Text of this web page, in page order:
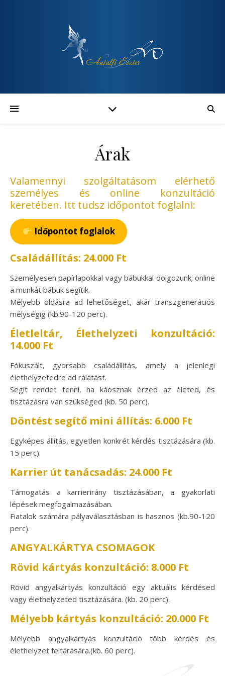
Árak
Valamennyi szolgáltatásom elérhető
személyes és online konzultáció
keretében. Itt tudsz időpontot foglalni:
Időpontot foglalok
Családállítás: 24.000 Ft
Személyesen papírlapokkal vagy bábukkal dolgozunk; online
a munkát bábuk segítik.
Mélyebb oldásra ad lehetőséget, akár transzgenerációs
mélységig (kb.90-120 perc).
Életleltár, Élethelyzeti konzultáció:
14.000 Ft
Fókuszált, gyorsabb családállítás, amely a jelenlegi
élethelyzetedre ad rálátást.
Segít rendet tenni, ha káosznak érzed az életed, és
tisztázásra van szükséged (kb. 50 perc).
Döntést segítő mini állítás: 6.000 Ft
Egyképes állítás, egyetlen konkrét kérdés tisztázására (kb.
15 perc).
Karrier út tanácsadás: 24.000 Ft
Támogatás a karrierirány tisztázásában, a gyakorlati
lépések megfogalmazásában.
Fiatalok számára pályaválasztásban is hasznos (kb.90-120
perc).
ANGYALKÁRTYA CSOMAGOK
Rövid kártyás konzultáció: 8.000 Ft
Rövid angyalkártyás konzultáció egy aktuális kérdésed
vagy élethelyzeted tisztázására. (kb. 20 perc).
Mélyebb kártyás konzultáció: 20.000 Ft
Mélyebb angyalkártyás konzultáció több kérdés és
élethelyzet feltárására.(kb. 60 perc).